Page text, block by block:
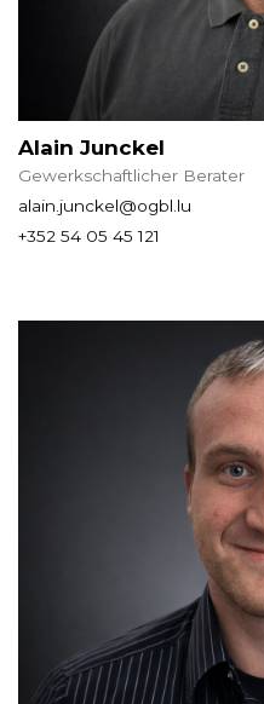
Alain Junckel
Gewerkschaftlicher Berater
alain.junckel@ogbl.lu
+352 54 05 45 121